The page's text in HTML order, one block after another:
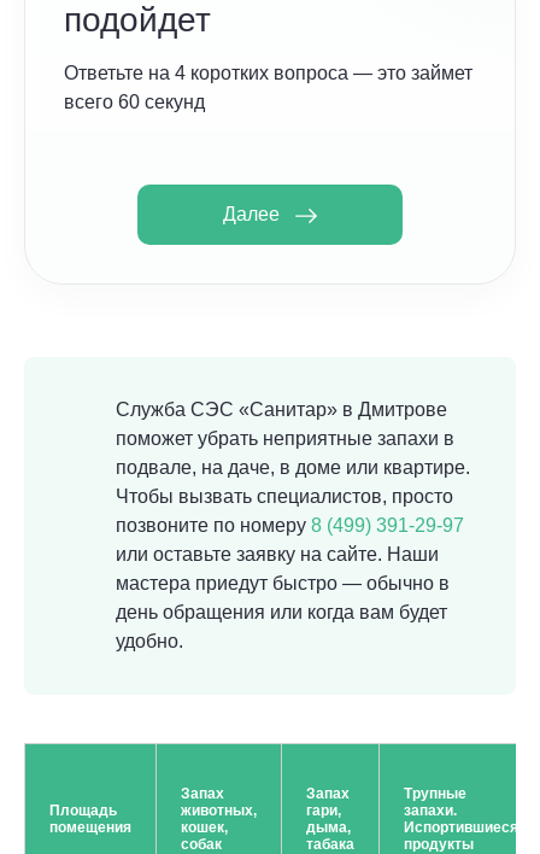
подойдет
Ответьте на 4 коротких вопроса — это займет
всего 60 секунд
Далее
Служба СЭС «Санитар» в Дмитрове
поможет убрать неприятные запахи в
подвале, на даче, в доме или квартире.
Чтобы вызвать специалистов, просто
позвоните по номеру 8 (499) 391-29-97
или оставьте заявку на сайте. Наши
мастера приедут быстро — обычно в
день обращения или когда вам будет
удобно.
Площадь
помещения
Запах
животных,
кошек,
собак
Запах
гари,
дыма,
табака
Трупные
запахи.
Испортившиеся
продукты